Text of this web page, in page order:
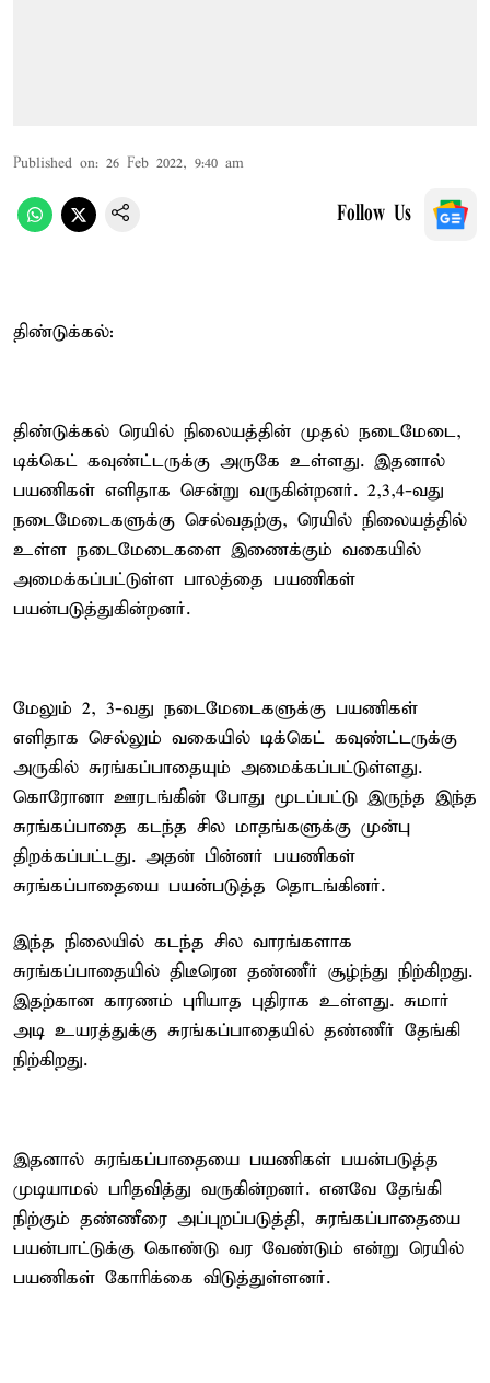
Published on: 26 Feb 2022, 9:40 am
Follow Us
திண்டுக்கல்:
திண்டுக்கல் ரெயில் நிலையத்தின் முதல் நடைமேடை,
டிக்கெட் கவுண்ட்டருக்கு அருகே உள்ளது. இதனால்
பயணிகள் எளிதாக சென்று வருகின்றனர். 2,3,4-வது
நடைமேடைகளுக்கு செல்வதற்கு, ரெயில் நிலையத்தில்
உள்ள நடைமேடைகளை இணைக்கும் வகையில்
அமைக்கப்பட்டுள்ள பாலத்தை பயணிகள்
பயன்படுத்துகின்றனர்.
மேலும் 2, 3-வது நடைமேடைகளுக்கு பயணிகள்
எளிதாக செல்லும் வகையில் டிக்கெட் கவுண்ட்டருக்கு
அருகில் சுரங்கப்பாதையும் அமைக்கப்பட்டுள்ளது.
கொரோனா ஊரடங்கின் போது மூடப்பட்டு இருந்த இந்த
சுரங்கப்பாதை கடந்த சில மாதங்களுக்கு முன்பு
திறக்கப்பட்டது. அதன் பின்னர் பயணிகள்
சுரங்கப்பாதையை பயன்படுத்த தொடங்கினர்.
இந்த நிலையில் கடந்த சில வாரங்களாக
சுரங்கப்பாதையில் திடீரென தண்ணீர் சூழ்ந்து நிற்கிறது.
இதற்கான காரணம் புரியாத புதிராக உள்ளது. சுமார்
அடி உயரத்துக்கு சுரங்கப்பாதையில் தண்ணீர் தேங்கி
நிற்கிறது.
இதனால் சுரங்கப்பாதையை பயணிகள் பயன்படுத்த
முடியாமல் பரிதவித்து வருகின்றனர். எனவே தேங்கி
நிற்கும் தண்ணீரை அப்புறப்படுத்தி, சுரங்கப்பாதையை
பயன்பாட்டுக்கு கொண்டு வர வேண்டும் என்று ரெயில்
பயணிகள் கோரிக்கை விடுத்துள்ளனர்.